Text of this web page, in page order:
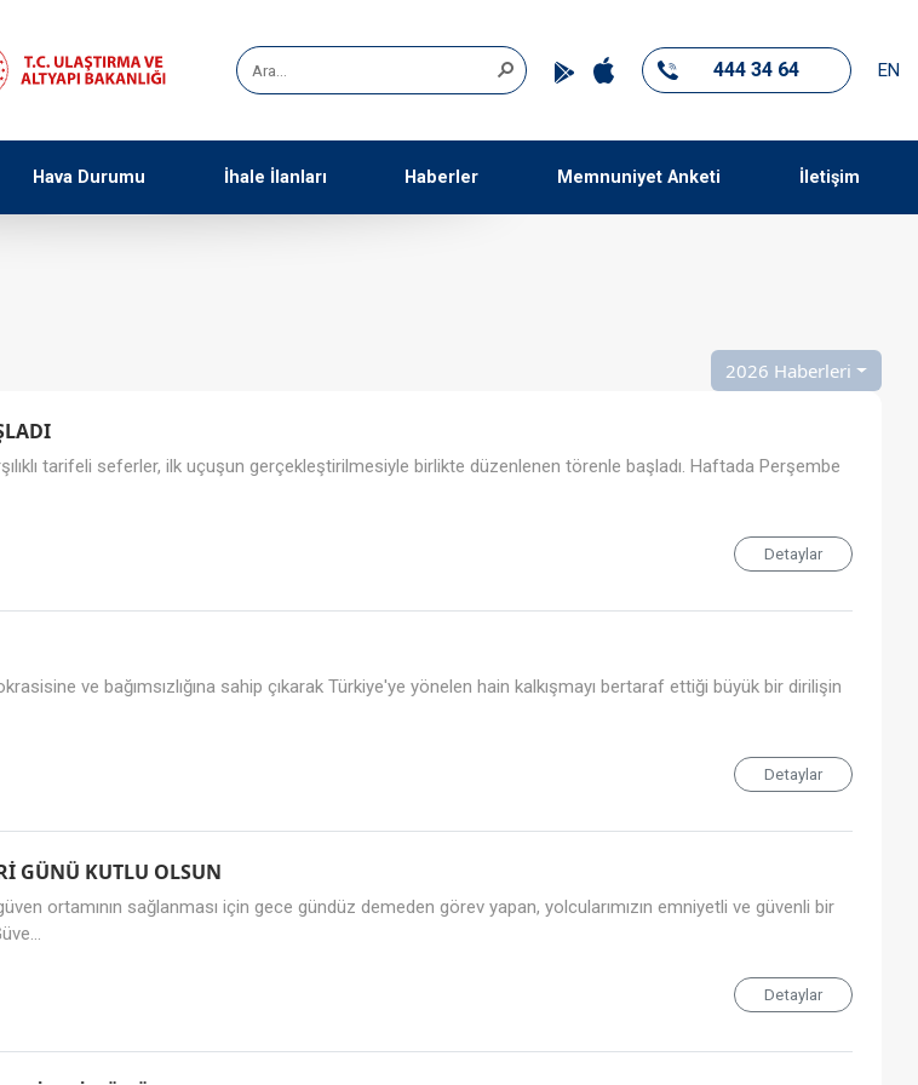
444 34 64 EN
Hava Durumu İhale İlanları Haberler Memnuniyet Anketi İletişim
2026 Haberleri
tarifeli seferler, ilk uçuşun gerçekleştirilmesiyle birlikte düzenlenen törenle başladı. Haftada Perşembe
Detaylar
ve bağımsızlığına sahip çıkarak Türkiye'ye yönelen hain kalkışmayı bertaraf ettiği büyük bir dirilişin
Detaylar
GÜNÜ KUTLU OLSUN
ortamının sağlanması için gece gündüz demeden görev yapan, yolcularımızın emniyetli ve güvenli bir
Detaylar